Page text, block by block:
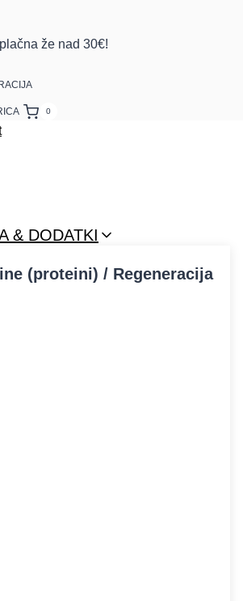
že nad 30€!
0
& DODATKI
(proteini) / Regeneracija